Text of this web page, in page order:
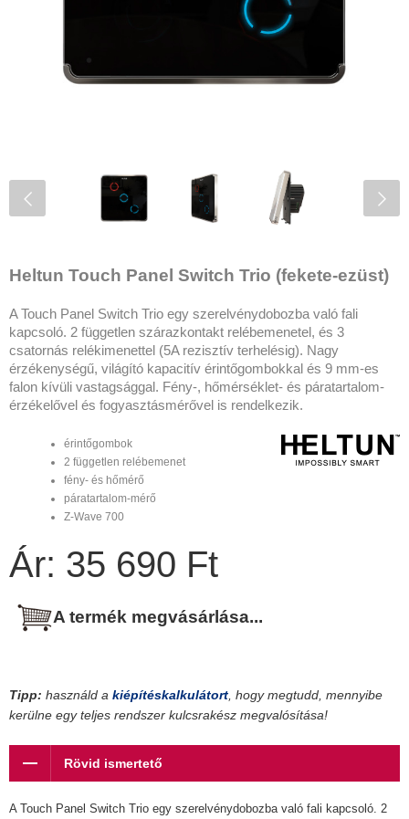
Heltun Touch Panel Switch Trio (fekete-ezüst)
A Touch Panel Switch Trio egy szerelvénydobozba való fali
kapcsoló. 2 független szárazkontakt relébemenetel, és 3
csatornás relékimenettel (5A rezisztív terhelésig). Nagy
érzékenységű, világító kapacitív érintőgombokkal és 9 mm-es
falon kívüli vastagsággal. Fény-, hőmérséklet- és páratartalom-
érzékelővel és fogyasztásmérővel is rendelkezik.
érintőgombok
2 független relébemenet
fény- és hőmérő
páratartalom-mérő
Z-Wave 700
Ár: 35 690 Ft
A termék megvásárlása...
Tipp: használd a kiépítéskalkulátort , hogy megtudd, mennyibe
kerülne egy teljes rendszer kulcsrakész megvalósítása!
Rövid ismertető
A Touch Panel Switch Trio egy szerelvénydobozba való fali kapcsoló. 2